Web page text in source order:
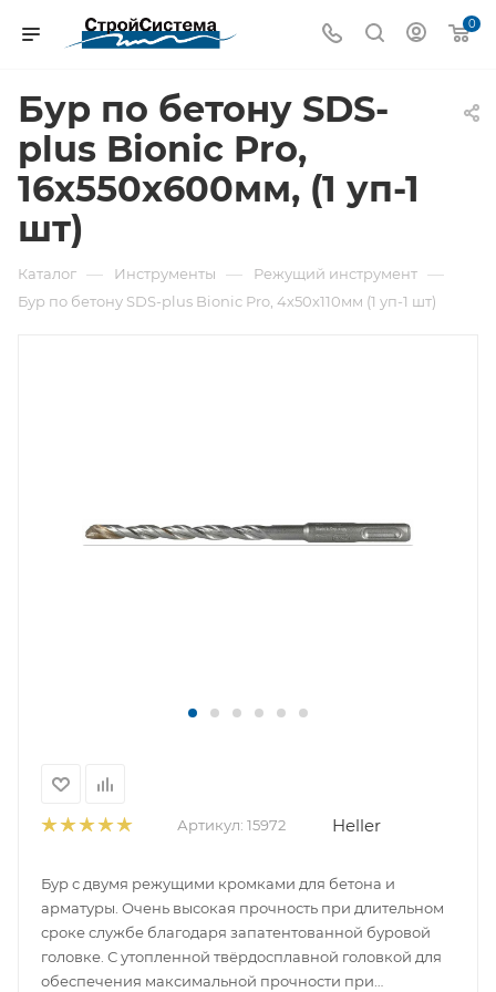
0
Бур по бетону SDS-
plus Bionic Pro,
16х550х600мм, (1 уп-1
шт)
Каталог — Инструменты — Режущий инструмент —
Бур по бетону SDS-plus Bionic Pro, 4х50х110мм (1 уп-1 шт)
Артикул: 15972 Heller
Бур с двумя режущими кромками для бетона и
арматуры. Очень высокая прочность при длительном
сроке службе благодаря запатентованной буровой
головке. С утопленной твёрдосплавной головкой для
обеспечения максимальной прочности при